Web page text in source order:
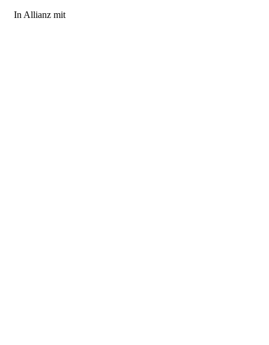
In Allianz mit